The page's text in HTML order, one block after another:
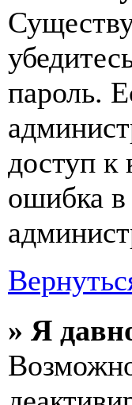
пароль.
доступ
ошибка в
» Я